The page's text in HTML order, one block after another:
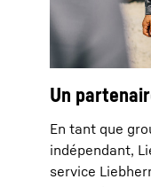
Un
En tant que
indépendant,
service